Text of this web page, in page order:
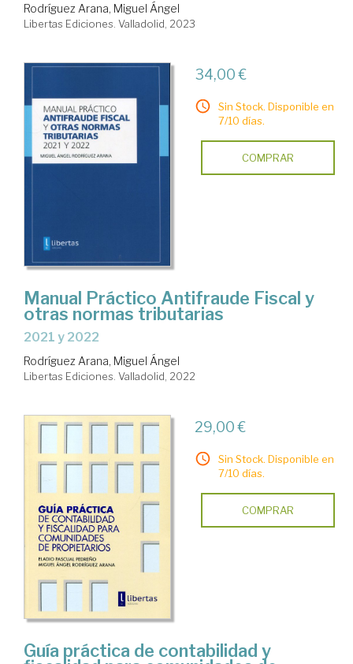
Rodríguez Arana, Miguel Ángel
Libertas Ediciones. Valladolid, 2023
34,00 €
Sin Stock. Disponible en
7/10 días.
COMPRAR
Manual Práctico Antifraude Fiscal y
otras normas tributarias
2021 y 2022
Rodríguez Arana, Miguel Ángel
Libertas Ediciones. Valladolid, 2022
29,00 €
Sin Stock. Disponible en
7/10 días.
COMPRAR
Guía práctica de contabilidad y